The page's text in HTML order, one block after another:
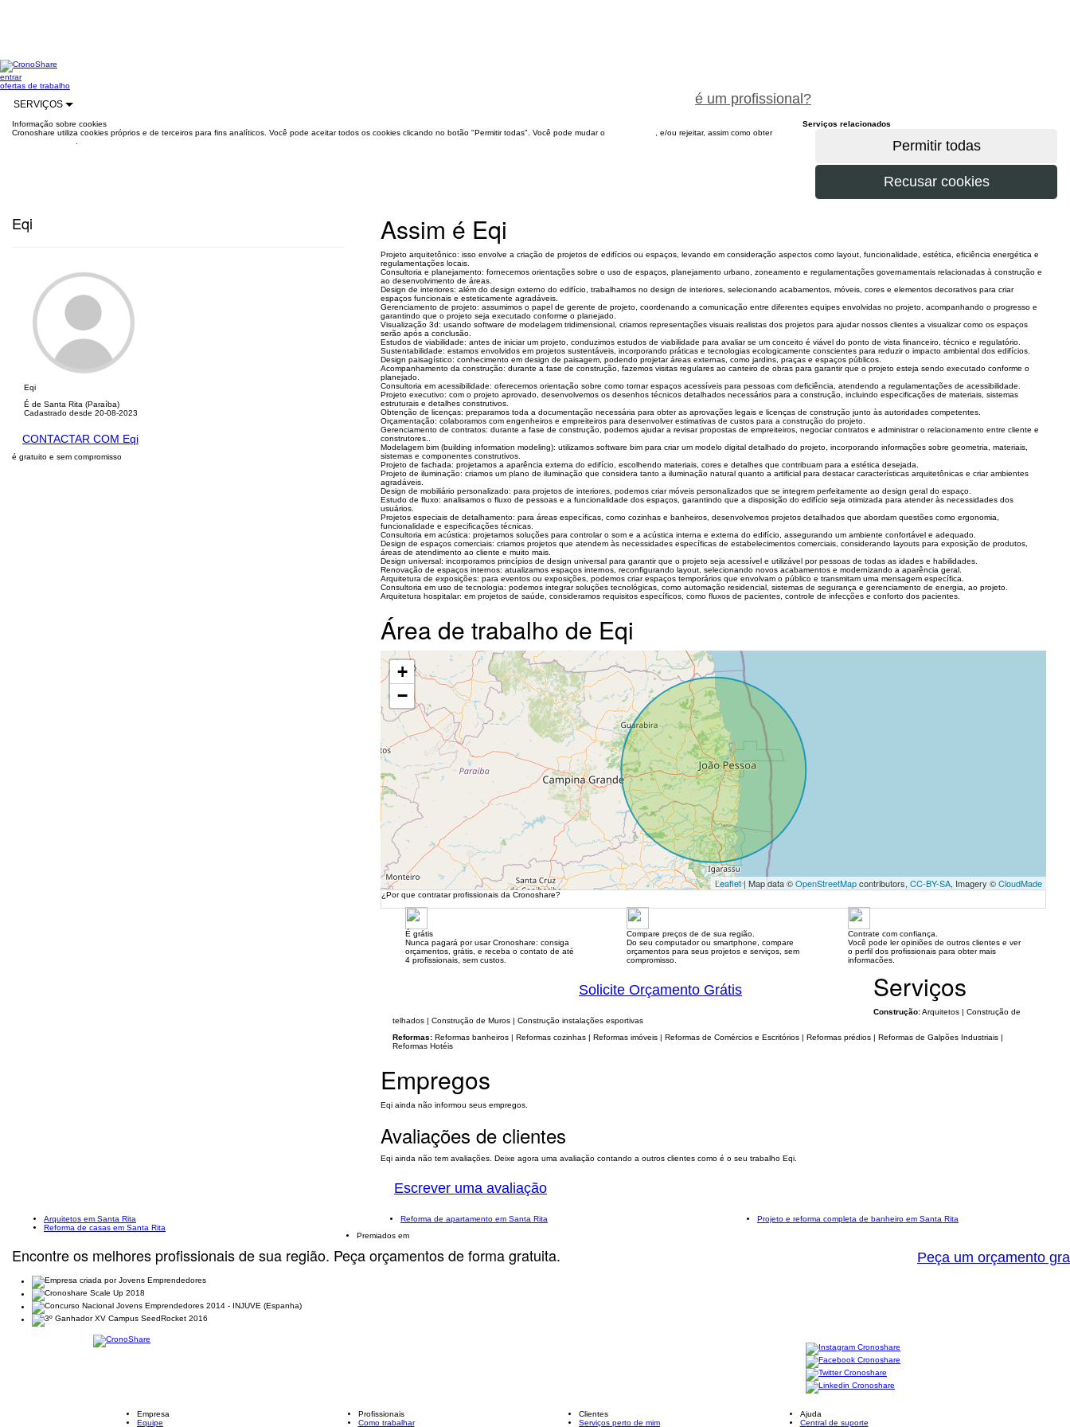
entrar
é um profissional?
ofertas de trabalho
SERVIÇOS
Informação sobre cookies
Cronoshare utiliza cookies próprios e de terceiros para fins analíticos. Você pode aceitar todos os cookies clicando no botão "Permitir todas". Você pode mudar o
, e/ou rejeitar, assim como obter
Eqi
Eqi
É de Santa Rita (Paraíba)
Cadastrado desde 20-08-2023
CONTACTAR COM Eqi
é gratuito e sem compromisso
Assim é Eqi
Projeto arquitetônico: isso envolve a criação de projetos de edifícios ou espaços, levando em consideração aspectos como layout, funcionalidade, estética, eficiência energética e
regulamentações locais.
Consultoria e planejamento: fornecemos orientações sobre o uso de espaços, planejamento urbano, zoneamento e regulamentações governamentais relacionadas à construção e
ao desenvolvimento de áreas.
Design de interiores: além do design externo do edifício, trabalhamos no design de interiores, selecionando acabamentos, móveis, cores e elementos decorativos para criar
espaços funcionais e esteticamente agradáveis.
Gerenciamento de projeto: assumimos o papel de gerente de projeto, coordenando a comunicação entre diferentes equipes envolvidas no projeto, acompanhando o progresso e
garantindo que o projeto seja executado conforme o planejado.
Visualização 3d: usando software de modelagem tridimensional, criamos representações visuais realistas dos projetos para ajudar nossos clientes a visualizar como os espaços
serão após a conclusão.
Estudos de viabilidade: antes de iniciar um projeto, conduzimos estudos de viabilidade para avaliar se um conceito é viável do ponto de vista financeiro, técnico e regulatório.
Sustentabilidade: estamos envolvidos em projetos sustentáveis, incorporando práticas e tecnologias ecologicamente conscientes para reduzir o impacto ambiental dos edifícios.
Design paisagístico: conhecimento em design de paisagem, podendo projetar áreas externas, como jardins, praças e espaços públicos.
Acompanhamento da construção: durante a fase de construção, fazemos visitas regulares ao canteiro de obras para garantir que o projeto esteja sendo executado conforme o
planejado.
Consultoria em acessibilidade: oferecemos orientação sobre como tornar espaços acessíveis para pessoas com deficiência, atendendo a regulamentações de acessibilidade.
Projeto executivo: com o projeto aprovado, desenvolvemos os desenhos técnicos detalhados necessários para a construção, incluindo especificações de materiais, sistemas
estruturais e detalhes construtivos.
Obtenção de licenças: preparamos toda a documentação necessária para obter as aprovações legais e licenças de construção junto às autoridades competentes.
Orçamentação: colaboramos com engenheiros e empreiteiros para desenvolver estimativas de custos para a construção do projeto.
Gerenciamento de contratos: durante a fase de construção, podemos ajudar a revisar propostas de empreiteiros, negociar contratos e administrar o relacionamento entre cliente e
construtores..
Modelagem bim (building information modeling): utilizamos software bim para criar um modelo digital detalhado do projeto, incorporando informações sobre geometria, materiais,
sistemas e componentes construtivos.
Projeto de fachada: projetamos a aparência externa do edifício, escolhendo materiais, cores e detalhes que contribuam para a estética desejada.
Projeto de iluminação: criamos um plano de iluminação que considera tanto a iluminação natural quanto a artificial para destacar características arquitetônicas e criar ambientes
agradáveis.
Design de mobiliário personalizado: para projetos de interiores, podemos criar móveis personalizados que se integrem perfeitamente ao design geral do espaço.
Estudo de fluxo: analisamos o fluxo de pessoas e a funcionalidade dos espaços, garantindo que a disposição do edifício seja otimizada para atender às necessidades dos
usuários.
Projetos especiais de detalhamento: para áreas específicas, como cozinhas e banheiros, desenvolvemos projetos detalhados que abordam questões como ergonomia,
funcionalidade e especificações técnicas.
Consultoria em acústica: projetamos soluções para controlar o som e a acústica interna e externa do edifício, assegurando um ambiente confortável e adequado.
Design de espaços comerciais: criamos projetos que atendem às necessidades específicas de estabelecimentos comerciais, considerando layouts para exposição de produtos,
áreas de atendimento ao cliente e muito mais.
Design universal: incorporamos princípios de design universal para garantir que o projeto seja acessível e utilizável por pessoas de todas as idades e habilidades.
Renovação de espaços internos: atualizamos espaços internos, reconfigurando layout, selecionando novos acabamentos e modernizando a aparência geral.
Arquitetura de exposições: para eventos ou exposições, podemos criar espaços temporários que envolvam o público e transmitam uma mensagem específica.
Consultoria em uso de tecnologia: podemos integrar soluções tecnológicas, como automação residencial, sistemas de segurança e gerenciamento de energia, ao projeto.
Arquitetura hospitalar: em projetos de saúde, consideramos requisitos específicos, como fluxos de pacientes, controle de infecções e conforto dos pacientes.
Área de trabalho de Eqi
+
−
Leaflet| Map data ©OpenStreetMapcontributors, CC-BY-SA, Imagery ©CloudMade
¿Por que contratar profissionais da Cronoshare?
É grátis
Nunca pagará por usar Cronoshare: consiga
orçamentos, grátis, e receba o contato de até
4 profissionais, sem custos.
Compare preços de de sua região.
Do seu computador ou smartphone, compare
orçamentos para seus projetos e serviços, sem
compromisso.
Contrate com confiança.
Você pode ler opiniões de outros clientes e ver
o perfil dos profissionais para obter mais
informacões.
Solicite Orçamento Grátis Serviços
Construção:Arquitetos | Construção de
telhados | Construção de Muros | Construção instalações esportivas
Reformas: Reformas banheiros | Reformas cozinhas | Reformas imóveis | Reformas de Comércios e Escritórios | Reformas prédios | Reformas de Galpões Industriais |
Reformas Hotéis
Empregos
Eqi ainda não informou seus empregos.
Avaliações de clientes
Eqi ainda não tem avaliações. Deixe agora uma avaliação contando a outros clientes como é o seu trabalho Eqi.
Escrever uma avaliação
Serviços relacionados
Arquitetos em Santa Rita
Reforma de casas em Santa Rita
Reforma de apartamento em Santa Rita Projeto e reforma completa de banheiro em Santa Rita
Encontre os melhores profissionais de sua região. Peça orçamentos de forma gratuita. Peça um orçamento
Premiados em
Empresa
Equipe
Profissionais
Como trabalhar
Clientes
Serviços perto de mim
Ajuda
Central de suporte